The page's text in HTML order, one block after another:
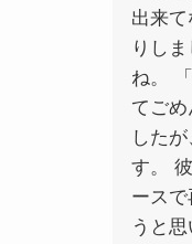
出来て
りし
ね。
てご
した
す。
ース
うと